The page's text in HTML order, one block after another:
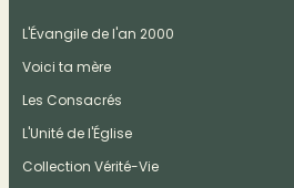
L'Évangile de l'an 2000
Voici ta mère
Les Consacrés
L'Unité de l'Église
Collection Vérité-Vie